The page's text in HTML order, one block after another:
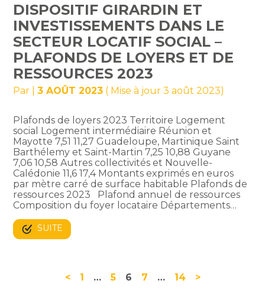
DISPOSITIF GIRARDIN ET
INVESTISSEMENTS DANS LE
SECTEUR LOCATIF SOCIAL –
PLAFONDS DE LOYERS ET DE
RESSOURCES 2023
Par |3 AOÛT 2023 ( Mise à jour 3 août 2023)
Plafonds de loyers 2023 Territoire Logement
social Logement intermédiaire Réunion et
Mayotte 7,51 11,27 Guadeloupe, Martinique Saint
Barthélemy et Saint-Martin 7,25 10,88 Guyane
7,06 10,58 Autres collectivités et Nouvelle-
Calédonie 11,6 17,4 Montants exprimés en euros
par mètre carré de surface habitable Plafonds de
ressources 2023 Plafond annuel de ressources
Composition du foyer locataire Départements…
SUITE
Navigation
< 1 … 5 6 7 … 14 >